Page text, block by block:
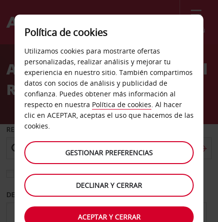
Menú
Welcome
AvisAlquiler de coches Apo Intl
Rafael Núñez
RECOGER EN
Elegir otra oficina de devolución
DESDE HASTA
Política de cookies
Utilizamos cookies para mostrarte ofertas
personalizadas, realizar análisis y mejorar tu
experiencia en nuestro sitio. También compartimos
datos con socios de análisis y publicidad de
confianza. Puedes obtener más información al
respecto en nuestra Política de cookies. Al hacer
clic en ACEPTAR, aceptas el uso que hacemos de las
cookies.
GESTIONAR PREFERENCIAS
DECLINAR Y CERRAR
ACEPTAR Y CERRAR